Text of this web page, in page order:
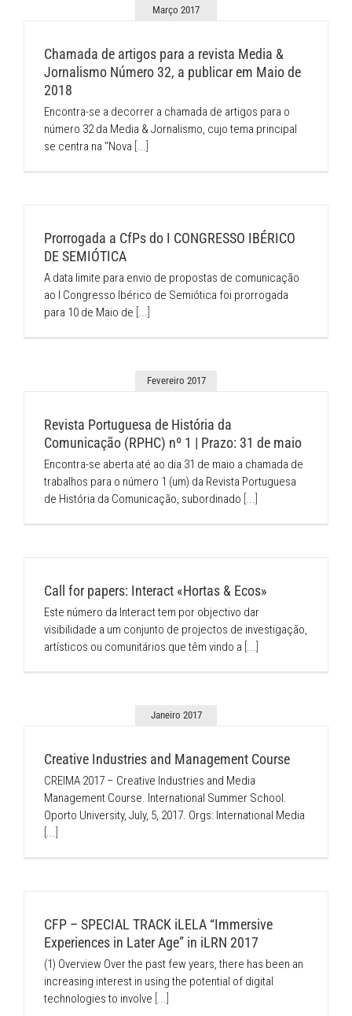
Março 2017
Chamada de artigos para a revista Media &
Jornalismo Número 32, a publicar em Maio de
2018
Encontra-se a decorrer a chamada de artigos para o
número 32 da Media & Jornalismo, cujo tema principal
se centra na "Nova [...]
Prorrogada a CfPs do I CONGRESSO IBÉRICO
DE SEMIÓTICA
A data limite para envio de propostas de comunicação
ao I Congresso Ibérico de Semiótica foi prorrogada
para 10 de Maio de [...]
Fevereiro 2017
Revista Portuguesa de História da
Comunicação (RPHC) nº ​1 | Prazo: 31 de maio
Encontra-se aberta até ao dia 31 de maio a chamada de
trabalhos para o número 1 (um) da Revista Portuguesa
de História da Comunicação, subordinado​ [...]
Call for papers: Interact «Hortas & Ecos»
Este número da Interact tem por objectivo dar
visibilidade a um conjunto de projectos de investigação,
artísticos ou comunitários que têm vindo a [...]
Janeiro 2017
Creative Industries and Management Course
CREIMA 2017 – Creative Industries and Media
Management Course. International Summer School.
Oporto University, July, 5, 2017. Orgs: International Media
[...]
CFP – SPECIAL TRACK iLELA “Immersive
Experiences in Later Age” in iLRN 2017
(1) Overview Over the past few years, there has been an
increasing interest in using the potential of digital
technologies to involve [...]